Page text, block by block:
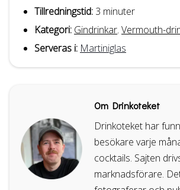
Tillredningstid: 3 minuter
Kategori: Gindrinkar,Vermouth-
Serveras i: Martiniglas
Om Drinkoteket
Drinkoteket har
besökare varje
cocktails. Sajten
marknadsförare.